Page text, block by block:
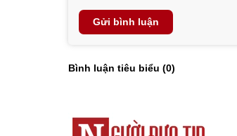
Gửi bình luận
Bình luận tiêu biểu (0)